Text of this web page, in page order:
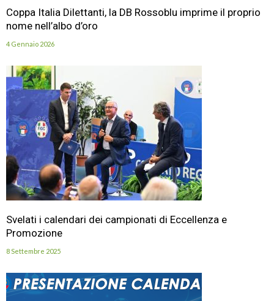
Coppa Italia Dilettanti, la DB Rossoblu imprime il proprio
nome nell’albo d’oro
4 Gennaio 2026
Svelati i calendari dei campionati di Eccellenza e
Promozione
8 Settembre 2025